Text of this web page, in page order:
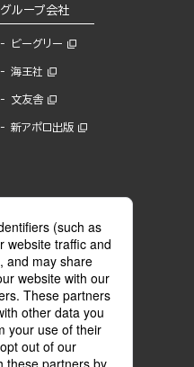
グループ会社
ビーグリー
海王社
文友舎
新アポロ出版